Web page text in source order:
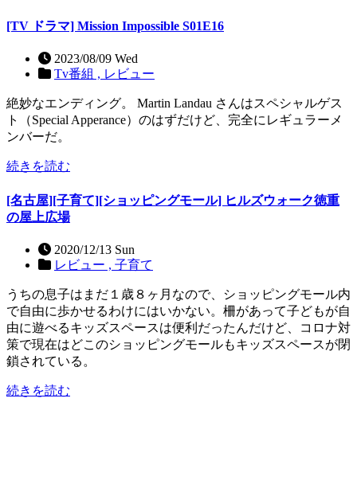
[TV ドラマ] Mission Impossible S01E16
2023/08/09 Wed
Tv番組 , レビュー
絶妙なエンディング。 Martin Landau さんはスペシャルゲス
ト（Special Apperance）のはずだけど、完全にレギュラーメ
ンバーだ。
続きを読む
[名古屋][子育て][ショッピングモール] ヒルズウォーク徳重
の屋上広場
2020/12/13 Sun
レビュー , 子育て
うちの息子はまだ１歳８ヶ月なので、ショッピングモール内
で自由に歩かせるわけにはいかない。柵があって子どもが自
由に遊べるキッズスペースは便利だったんだけど、コロナ対
策で現在はどこのショッピングモールもキッズスペースが閉
鎖されている。
続きを読む